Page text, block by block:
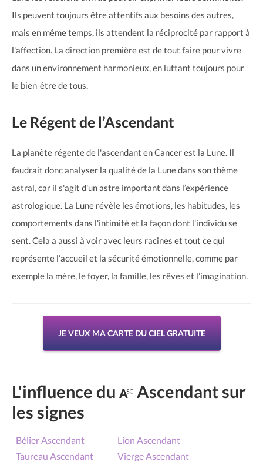
Ils peuvent toujours être attentifs aux besoins des autres,
mais en même temps, ils attendent la réciprocité par rapport à
l'affection. La direction première est de tout faire pour vivre
dans un environnement harmonieux, en luttant toujours pour
le bien-être de tous.
Le Régent de l’Ascendant
La planète régente de l'ascendant en Cancer est la Lune. Il
faudrait donc analyser la qualité de la Lune dans son thème
astral, car il s'agit d'un astre important dans l’expérience
astrologique. La Lune révèle les émotions, les habitudes, les
comportements dans l'intimité et la façon dont l'individu se
sent. Cela a aussi à voir avec leurs racines et tout ce qui
représente l'accueil et la sécurité émotionnelle, comme par
exemple la mère, le foyer, la famille, les rêves et l’imagination.
JE VEUX MA CARTE DU CIEL GRATUITE
L'influence du
Ascendant sur
les signes
Bélier Ascendant
Taureau Ascendant
Lion Ascendant
Vierge Ascendant